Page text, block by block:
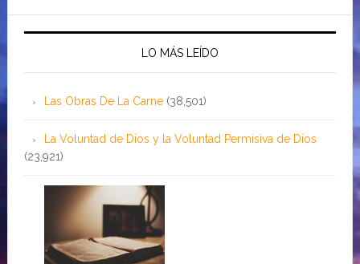
LO MÁS LEÍDO
Las Obras De La Carne (38,501)
La Voluntad de Dios y la Voluntad Permisiva de Dios
(23,921)